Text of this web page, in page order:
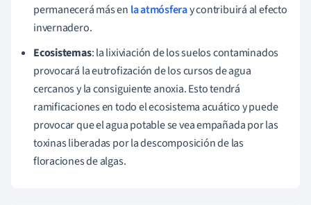
permanecerá más en la atmósferay contribuirá al efecto
invernadero.
Ecosistemas: la lixiviación de los suelos contaminados
provocará la eutrofización de los cursos de agua
cercanos y la consiguiente anoxia. Esto tendrá
ramificaciones en todo el ecosistema acuático y puede
provocar que el agua potable se vea empañada por las
toxinas liberadas por la descomposición de las
floraciones de algas.